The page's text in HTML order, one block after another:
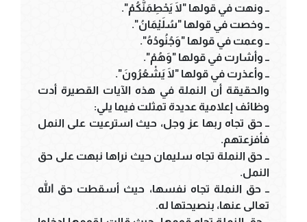
ــ ونهت في قولها "لَا يَحْطِمَنَّكُمْ".
ــ وخصت في قولها "سُلَيْمَانُ".
ــ وعمت في قولها "وَجُنُودُهُ".
ــ وأشارت في قولها "وَهُمْ".
ــ وأعذرت في قولها "لَا يَشْعُرُونَ".
والحقيقة أن النملة في هذه الآيات القصيرة أدت
وظائف إعلامية عديدة تمثلت فيما يلي:
ــ حق تجاه ربها عز وجل، حيث استرعيت على النمل
فأفزعتهم.
ــ حق النملة تجاه سليمان حيث نراها نبهت على حق
النمل.
ــ حق النملة تجاه نفسها، حيث أسقطت حق الله
تعالى عنها، بنصيحتها له.